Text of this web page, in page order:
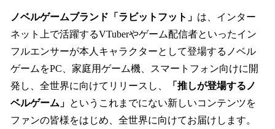
ノベルゲームブランド「ラビットフット」 は、インター
ネット上で活躍するVTuberやゲーム配信者といったイン
フルエンサーが本人キャラクターとして登場するノベル
ゲームをPC、家庭用ゲーム機、スマートフォン向けに開
発し、全世界に向けてリリースし、
「推しが登場するノ
ベルゲーム」 というこれまでにない新しいコンテンツを
ファンの皆様をはじめ、全世界に向けてお届けします。